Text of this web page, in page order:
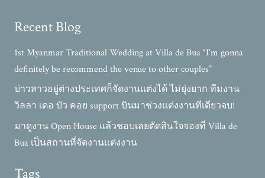
Recent Blog
1st Myanmar Traditional Wedding at Villa de Bua “I’m gonna
definitely be recommend the venue to other couples”
บ่าวสาวอยู่ต่างประเทศก็จัดงานแต่งได้ ไม่ยุ่งยาก ทีมงาน
วิลลา เดอ บัว คอย support บินมาช่วงแต่งงานทีเดียวจบ!
มาดูงาน Open House แล้วชอบเลยตัดสินใจจองที่ Villa de
Bua เป็นสถานที่จัดงานแต่งงาน
Tags